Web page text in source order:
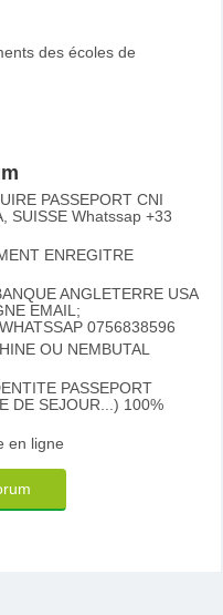
des écoles de
PASSEPORT CNI
SUISSE Whatssap +33
ENREGITRE
ANGLETERRE USA
EMAIL;
0756838596
OU NEMBUTAL
PASSEPORT
DE SEJOUR...) 100%
en ligne